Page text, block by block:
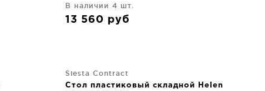
В наличии 4 шт.
13 560 руб
Siesta Contract
Стол пластиковый складной Helen